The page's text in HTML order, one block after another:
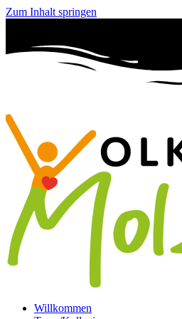
Zum Inhalt springen
Willkommen